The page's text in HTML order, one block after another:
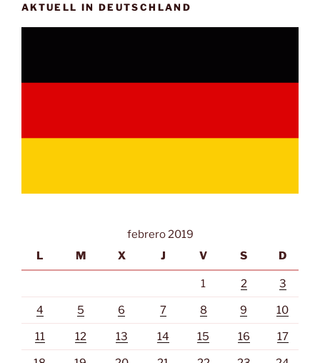
AKTUELL IN DEUTSCHLAND
febrero 2019
L
M X J V S D
1 2 3
4 5 6 7 8 9 10
11 12 13 14 15 16 17